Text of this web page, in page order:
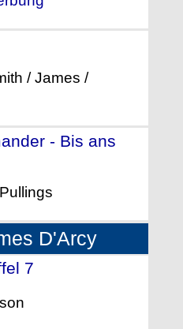
/ James /
- Bis ans
D'Arcy
7